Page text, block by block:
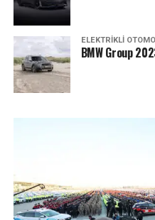
ELEKTRIKLI
BMW Group